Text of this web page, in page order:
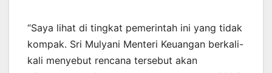
“Saya lihat di tingkat pemerintah ini yang tidak
kompak. Sri Mulyani Menteri Keuangan berkali-
kali menyebut rencana tersebut akan